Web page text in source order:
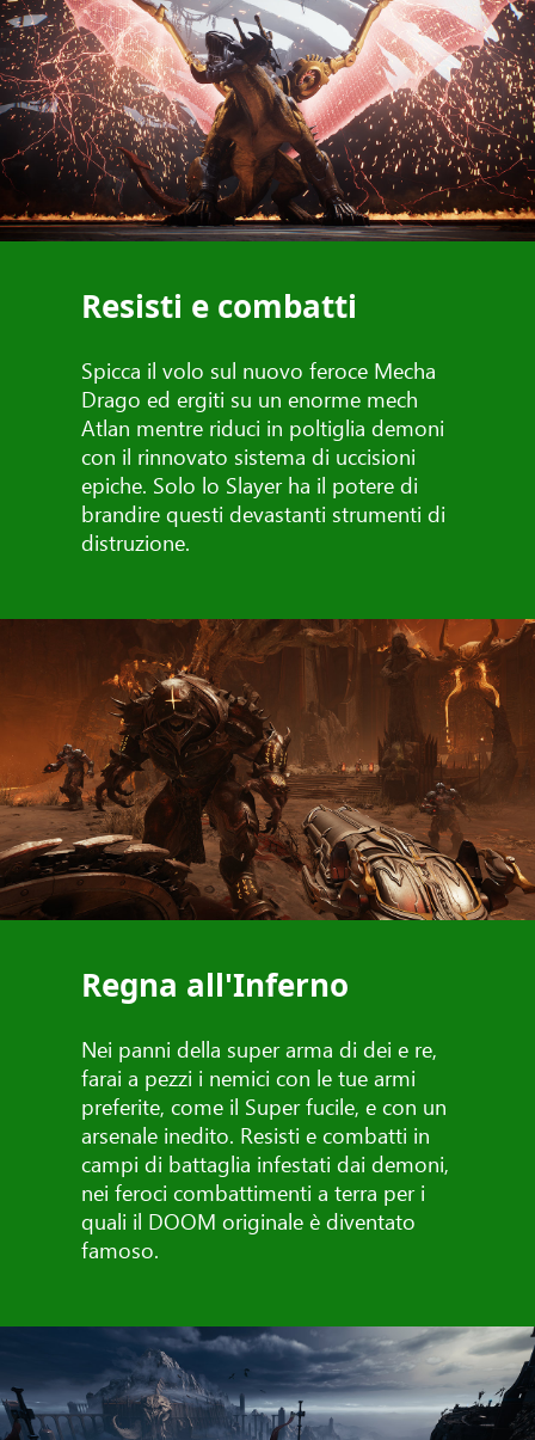
Resisti e combatti
Spicca il volo sul nuovo feroce Mecha
Drago ed ergiti su un enorme mech
Atlan mentre riduci in poltiglia demoni
con il rinnovato sistema di uccisioni
epiche. Solo lo Slayer ha il potere di
brandire questi devastanti strumenti di
distruzione.
Regna all'Inferno
Nei panni della super arma di dei e re,
farai a pezzi i nemici con le tue armi
preferite, come il Super fucile, e con un
arsenale inedito. Resisti e combatti in
campi di battaglia infestati dai demoni,
nei feroci combattimenti a terra per i
quali il DOOM originale è diventato
famoso.